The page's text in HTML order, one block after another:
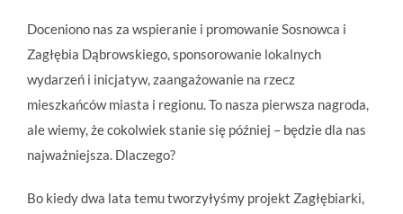
Doceniono nas za wspieranie i promowanie Sosnowca i
Zagłębia Dąbrowskiego, sponsorowanie lokalnych
wydarzeń i inicjatyw, zaangażowanie na rzecz
mieszkańców miasta i regionu. To nasza pierwsza nagroda,
ale wiemy, że cokolwiek stanie się później – będzie dla nas
najważniejsza. Dlaczego?
Bo kiedy dwa lata temu tworzyłyśmy projekt Zagłębiarki,